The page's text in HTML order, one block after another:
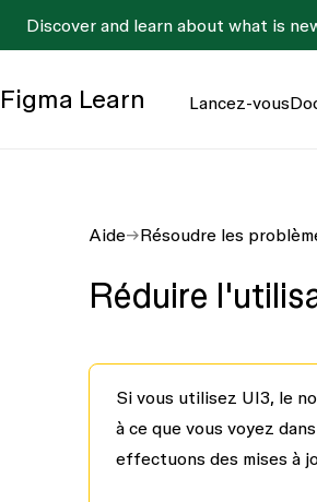
Discover and learn about what is
Figma Learn Lancez-vous
Aide Résoudre les
Réduire
Si vous utilisez UI3, le
à ce que vous voyez
effectuons des mises à